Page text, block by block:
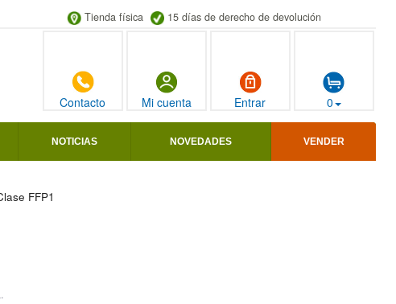
Tienda física 15 días de derecho de devolución
Contacto Mi cuenta Entrar 0
NOTICIAS NOVEDADES VENDER
FFP1